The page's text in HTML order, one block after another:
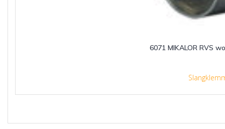
6071 MIKALOR RVS